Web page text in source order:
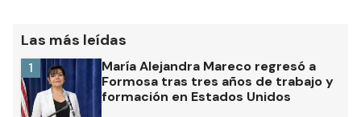
Las más leídas
María Alejandra Mareco regresó a
Formosa tras tres años de trabajo y
formación en Estados Unidos
1